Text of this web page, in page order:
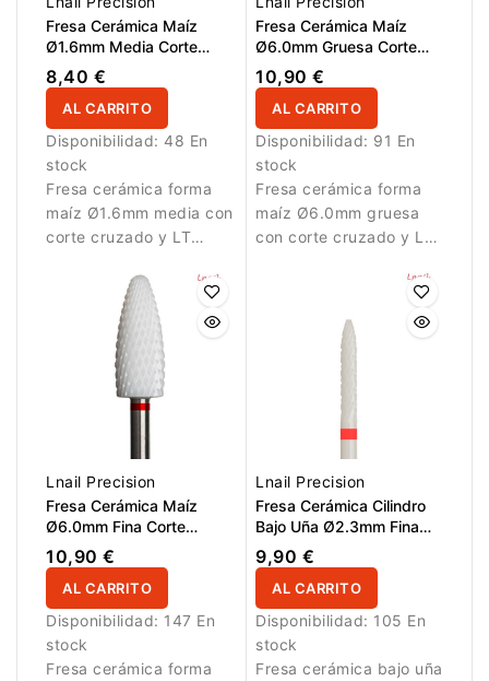
Fresa Cerámica Maíz
Ø1.6mm Media Corte
Cruzado LT 2.6mm L/R
8,40 €
AL CARRITO
Disponibilidad: 48 En
stock
Fresa cerámica forma
maíz Ø1.6mm media con
corte cruzado y LT
controlada de la
Fresa Cerámica Maíz
Ø6.0mm Gruesa Corte
Cruzado LT 14.5mm L/R
10,90 €
AL CARRITO
Disponibilidad: 91 En
stock
Fresa cerámica forma
maíz Ø6.0mm gruesa
con corte cruzado y LT
eliminación rápida de
Lnail Precision
Fresa Cerámica Maíz
Ø6.0mm Fina Corte
Cruzado LT 14.5mm L/R
10,90 €
AL CARRITO
Disponibilidad: 147 En
stock
Fresa cerámica forma
Lnail Precision
Fresa Cerámica Cilindro
Bajo Uña Ø2.3mm Fina
Corte Cruzado LT
14.0mm
9,90 €
AL CARRITO
Disponibilidad: 105 En
stock
Fresa cerámica bajo uña